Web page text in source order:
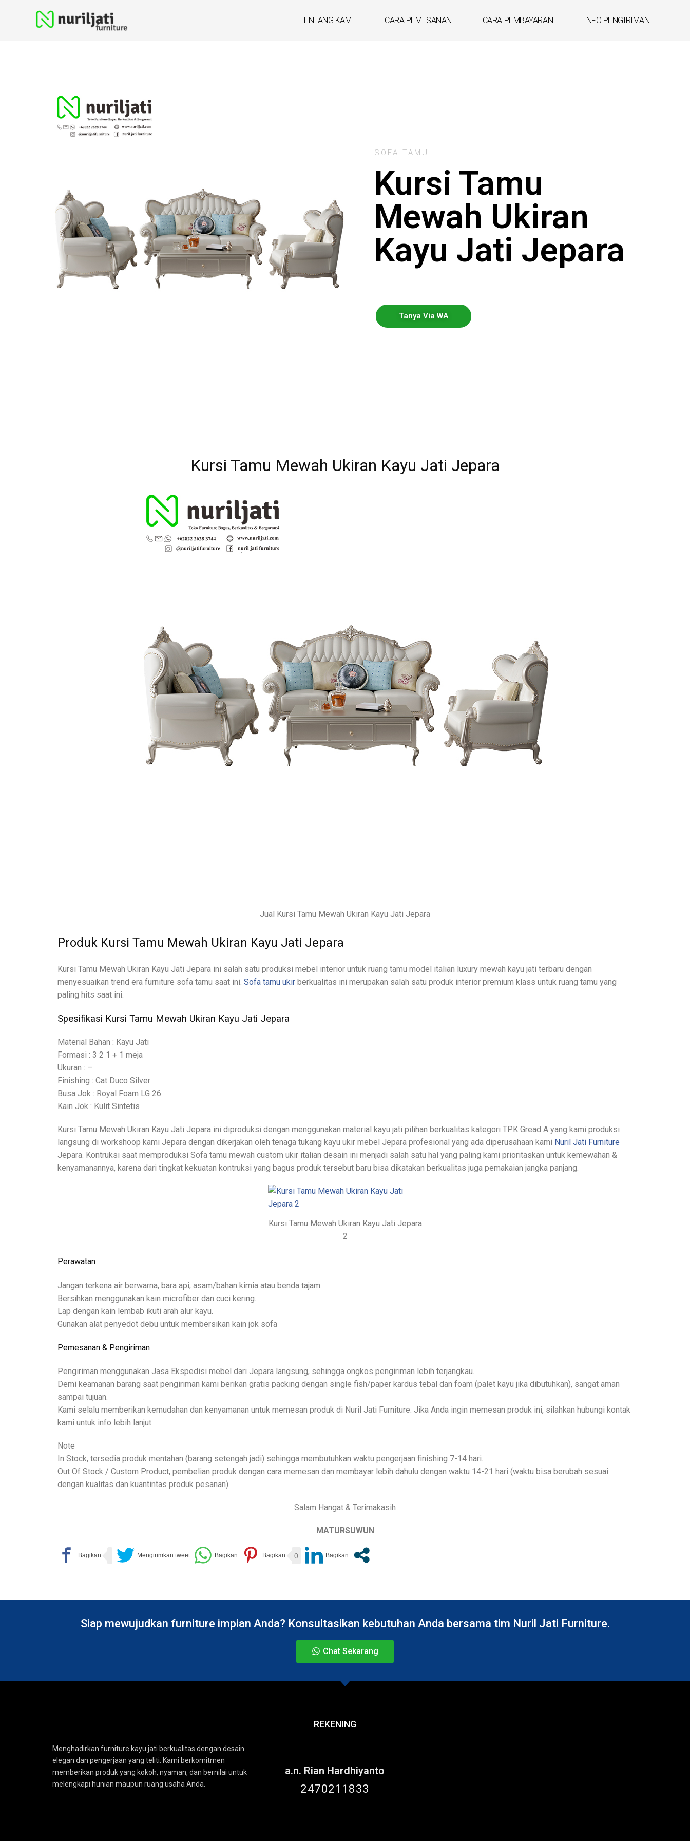
TENTANG KAMI CARA PEMESANAN CARA PEMBAYARAN INFO PENGIRIMAN
SOFA TAMU
Kursi Tamu
Mewah Ukiran
Kayu Jati Jepara
Tanya Via WA
Kursi Tamu Mewah Ukiran Kayu Jati Jepara
Jual Kursi Tamu Mewah Ukiran Kayu Jati Jepara
Produk Kursi Tamu Mewah Ukiran Kayu Jati Jepara
Kursi Tamu Mewah Ukiran Kayu Jati Jepara ini salah satu produksi mebel interior untuk ruang tamu model italian luxury mewah kayu jati terbaru dengan
menyesuaikan trend era furniture sofa tamu saat ini. Sofa tamu ukir berkualitas ini merupakan salah satu produk interior premium klass untuk ruang tamu yang
paling hits saat ini.
Spesifikasi Kursi Tamu Mewah Ukiran Kayu Jati Jepara
Material Bahan : Kayu Jati
Formasi : 3 2 1 + 1 meja
Ukuran : –
Finishing : Cat Duco Silver
Busa Jok : Royal Foam LG 26
Kain Jok : Kulit Sintetis
Kursi Tamu Mewah Ukiran Kayu Jati Jepara ini diproduksi dengan menggunakan material kayu jati pilihan berkualitas kategori TPK Gread A yang kami produksi
langsung di workshoop kami Jepara dengan dikerjakan oleh tenaga tukang kayu ukir mebel Jepara profesional yang ada diperusahaan kami Nuril Jati Furniture
Jepara. Kontruksi saat memproduksi Sofa tamu mewah custom ukir italian desain ini menjadi salah satu hal yang paling kami prioritaskan untuk kemewahan &
kenyamanannya, karena dari tingkat kekuatan kontruksi yang bagus produk tersebut baru bisa dikatakan berkualitas juga pemakaian jangka panjang.
Kursi Tamu Mewah Ukiran Kayu Jati Jepara
2
Perawatan
Jangan terkena air berwarna, bara api, asam/bahan kimia atau benda tajam.
Bersihkan menggunakan kain microfiber dan cuci kering.
Lap dengan kain lembab ikuti arah alur kayu.
Gunakan alat penyedot debu untuk membersikan kain jok sofa
Pemesanan & Pengiriman
Pengiriman menggunakan Jasa Ekspedisi mebel dari Jepara langsung, sehingga ongkos pengiriman lebih terjangkau.
Demi keamanan barang saat pengiriman kami berikan gratis packing dengan single fish/paper kardus tebal dan foam (palet kayu jika dibutuhkan), sangat aman
sampai tujuan.
Kami selalu memberikan kemudahan dan kenyamanan untuk memesan produk di Nuril Jati Furniture. Jika Anda ingin memesan produk ini, silahkan hubungi kontak
kami untuk info lebih lanjut.
Note
In Stock, tersedia produk mentahan (barang setengah jadi) sehingga membutuhkan waktu pengerjaan finishing 7-14 hari.
Out Of Stock / Custom Product, pembelian produk dengan cara memesan dan membayar lebih dahulu dengan waktu 14-21 hari (waktu bisa berubah sesuai
dengan kualitas dan kuantintas produk pesanan).
Salam Hangat & Terimakasih
MATURSUWUN
0
Siap mewujudkan furniture impian Anda? Konsultasikan kebutuhan Anda bersama tim Nuril Jati Furniture.
Chat Sekarang
Menghadirkan furniture kayu jati berkualitas dengan desain
elegan dan pengerjaan yang teliti. Kami berkomitmen
memberikan produk yang kokoh, nyaman, dan bernilai untuk
melengkapi hunian maupun ruang usaha Anda.
REKENING
a.n. Rian Hardhiyanto
2470211833